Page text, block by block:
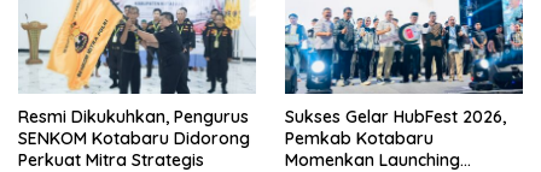
Resmi Dikukuhkan, Pengurus
SENKOM Kotabaru Didorong
Perkuat Mitra Strategis
Sukses Gelar HubFest 2026,
Pemkab Kotabaru
Momenkan Launching